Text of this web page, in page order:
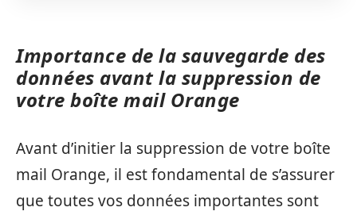
Importance de la sauvegarde des
données avant la suppression de
votre boîte mail Orange
Avant d’initier la suppression de votre boîte
mail Orange, il est fondamental de s’assurer
que toutes vos données importantes sont